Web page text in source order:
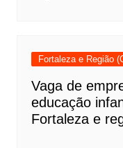
Fortaleza e Região
Vaga de
educação
Fortaleza e